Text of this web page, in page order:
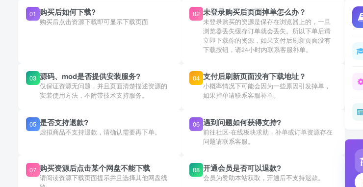
01 购买后如何下载?
购买后点击资源下载即可显示下载页面
02 未登录购买后页面掉单怎么办？
未登录购买的资源是保存在浏览器上的，一旦
浏览器丢失缓存订单就会丢失。所以下单后请
立即下载你的资源，如果支付后刷新页面没有
下载按钮，请24小时内联系客服补单。
03 源码、mod是否提供安装服务?
仅保证资源无问题，并且页面清楚描述资源的
安装使用方法，不附带技术支持服务。
04 支付后刷新页面没有下载地址？
小概率情况下可能会因为一些原因引发掉单，
如果掉单请联系客服补单。
05 是否支持退款?
虚拟商品不支持退款，请确认需要再下单。
06 遇到问题如何获得支持?
前往社区-在线板块求助，补单或订单资源存在
问题请联系客服。
07 购买资源后点击某个网盘不能下载
请阅读资源下载页面提示并且选择其他网盘线
08 开通会员是否可以退款?
会员为赞助本站获取，开通后不支持退款。